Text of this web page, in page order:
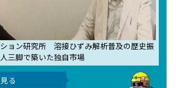
ョン研究所 溶接ひずみ解析普及の歴史振
三脚で築いた独自市場
る